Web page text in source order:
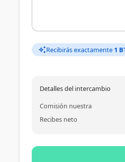
auto_awesomeRecibirás exactamente 1
Detalles del intercambio
Comisión nuestra
Recibes neto